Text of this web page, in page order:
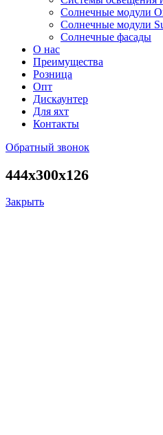
Солнечные модули
Солнечные модули
Солнечные фасады
О нас
Преимущества
Розница
Опт
Дискаунтер
Для яхт
Контакты
Обратный звонок
444x300x126
Закрыть